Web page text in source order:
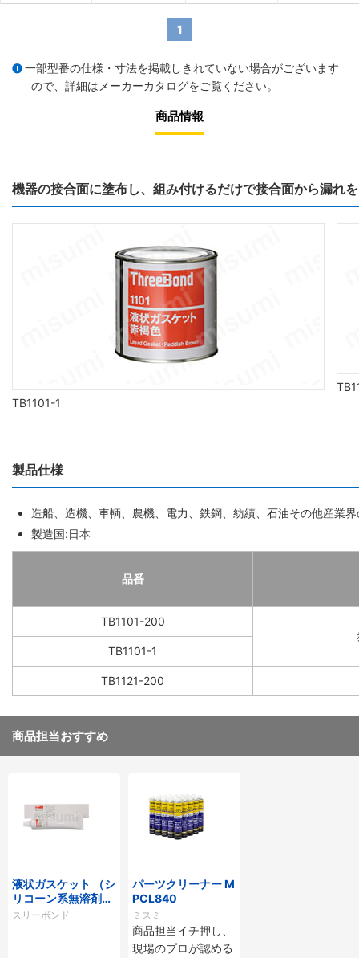
1
一部型番の仕様・寸法を掲載しきれていない場合がございます
ので、詳細は メーカーカタログをご覧ください。
商品情報
機​器​の​接​合​面​に​塗​布​し​、​組​み​付​け​る​だ​け​で​接​合​面​か​ら​漏​れ​
TB1101-1
製品仕様
造船、造機、車輌、農機、電力、鉄鋼、紡績、石油その他産業
製造国:日本
品番
TB1101-200
TB1101-1
TB1121-200
商品担当おすすめ
液状ガスケット （シ
リコーン系無溶剤タ
イプ）
スリーボンド
パーツクリーナー M
PCL840
ミスミ
商品担当イチ押し、
現場のプロが認める